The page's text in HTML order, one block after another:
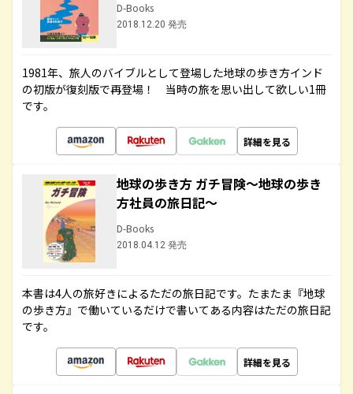
D-Books
2018.12.20 発売
1981年、旅人のバイブルとして登場した地球の歩き方インド
の初版が復刻版で再登場！ 当時の旅を思い出して欲しい1冊
です。
詳細を見る
地球の歩き方 ガチ冒険～地球の歩き
方社員の旅日記～
D-Books
2018.04.12 発売
本書は4人の旅好きによるただの旅日記です。たまたま『地球
の歩き方』で働いているだけで書いてある内容はただの旅日記
です。
詳細を見る